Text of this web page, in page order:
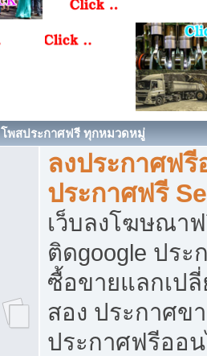
โพสประกาศฟรี ทุกหมวดหมู่
ลงประกาศฟ
ประกาศฟรี
เว็บลงโฆษณา
ติดgoogle ปร
ซื้อขายแลกเป
สอง ประกาศข
ประกาศฟรีออ